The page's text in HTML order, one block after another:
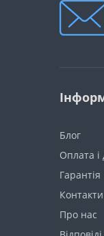
Блог
Оплата і
Гарантія
Контакти
Про нас